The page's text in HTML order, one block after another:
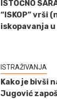
ISTOČNO
“ISKOP” vrši
iskopavanja u
ISTRAŽIVANJA
Kako je bivši
Jugović